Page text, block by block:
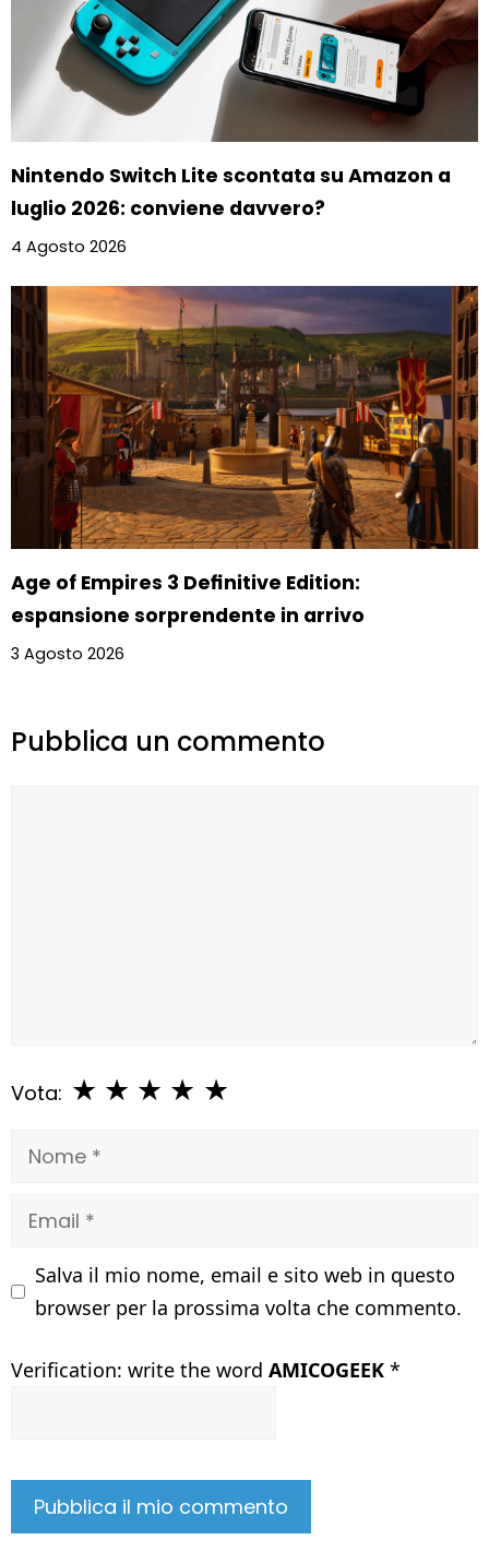
Nintendo Switch Lite scontata su Amazon a
luglio 2026: conviene davvero?
4 Agosto 2026
Age of Empires 3 Definitive Edition:
espansione sorprendente in arrivo
3 Agosto 2026
Pubblica un commento
Vota: ★
★
★
★
★
Nome
Email
Salva il mio nome, email e sito web in questo
browser per la prossima volta che commento.
Verification: write the word AMICOGEEK *